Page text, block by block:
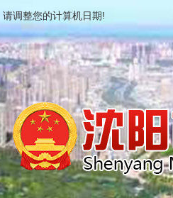
调整您的计算机日期!